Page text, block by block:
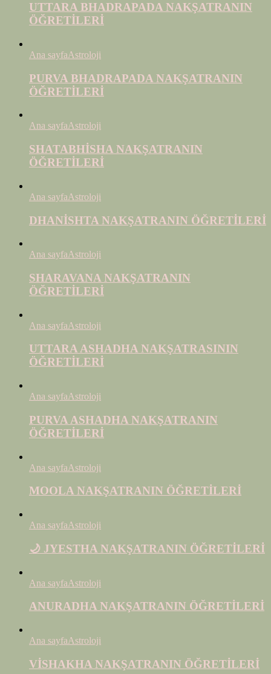
UTTARA BHADRAPADA NAKŞATRANIN
ÖĞRETİLERİ
Ana sayfaAstroloji
PURVA BHADRAPADA NAKŞATRANIN
ÖĞRETİLERİ
Ana sayfaAstroloji
SHATABHİSHA NAKŞATRANIN
ÖĞRETİLERİ
Ana sayfaAstroloji
DHANİSHTA NAKŞATRANIN ÖĞRETİLERİ
Ana sayfaAstroloji
SHARAVANA NAKŞATRANIN
ÖĞRETİLERİ
Ana sayfaAstroloji
UTTARA ASHADHA NAKŞATRASININ
ÖĞRETİLERİ
Ana sayfaAstroloji
PURVA ASHADHA NAKŞATRANIN
ÖĞRETİLERİ
Ana sayfaAstroloji
MOOLA NAKŞATRANIN ÖĞRETİLERİ
Ana sayfaAstroloji
🌙 JYESTHA NAKŞATRANIN ÖĞRETİLERİ
Ana sayfaAstroloji
ANURADHA NAKŞATRANIN ÖĞRETİLERİ
Ana sayfaAstroloji
VİSHAKHA NAKŞATRANIN ÖĞRETİLERİ